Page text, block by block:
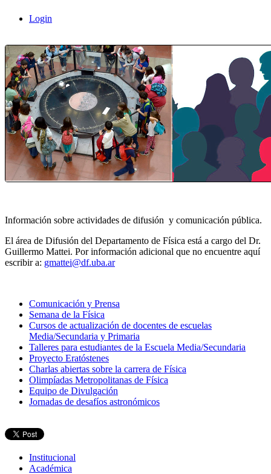
Login
Información sobre actividades de difusión y comunicación pública.
El área de Difusión del Departamento de Física está a cargo del Dr.
Guillermo Mattei. Por información adicional que no encuentre aquí
escribir a: gmattei@df.uba.ar
Comunicación y Prensa
Semana de la Física
Cursos de actualización de docentes de escuelas
Media/Secundaria y Primaria
Talleres para estudiantes de la Escuela Media/Secundaria
Proyecto Eratóstenes
Charlas abiertas sobre la carrera de Física
Olimpíadas Metropolitanas de Física
Equipo de Divulgación
Jornadas de desafíos astronómicos
Institucional
Académica